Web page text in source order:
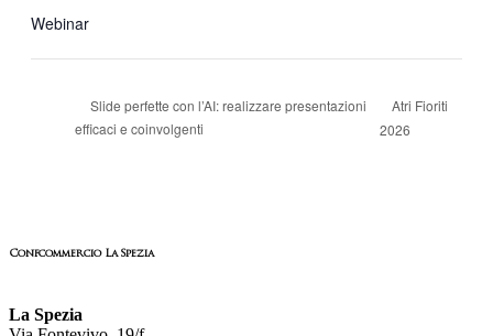
Webinar
Slide perfette con l’AI: realizzare presentazioni
efficaci e coinvolgenti
Atri Fioriti
2026
Confcommercio La Spezia
La Spezia